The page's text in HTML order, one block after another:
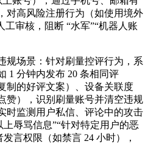
对高风险注册行为（如使用境外
审核，阻断 “水军”“机器人账
规场景：针对刷量控评行为，系
1 分钟内发布 20 条相同评
制的好评文案）、设备关联度
赞），识别刷量账号并清空违规
时监测用户私信、评论中的攻击
辱骂信息”“针对特定用户的恶
言权限（如禁言 24 小时），